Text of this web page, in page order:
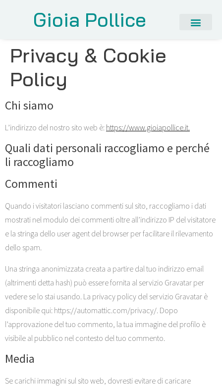
Gioia Pollice
Privacy & Cookie
Policy
Chi siamo
L’indirizzo del nostro sito web è: https://www.gioiapollice.it.
Quali dati personali raccogliamo e perché
li raccogliamo
Commenti
Quando i visitatori lasciano commenti sul sito, raccogliamo i dati
mostrati nel modulo dei commenti oltre all’indirizzo IP del visitatore
e la stringa dello user agent del browser per facilitare il rilevamento
dello spam.
Una stringa anonimizzata creata a partire dal tuo indirizzo email
(altrimenti detta hash) può essere fornita al servizio Gravatar per
vedere se lo stai usando. La privacy policy del servizio Gravatar è
disponibile qui: https://automattic.com/privacy/. Dopo
l’approvazione del tuo commento, la tua immagine del profilo è
visibile al pubblico nel contesto del tuo commento.
Media
Se carichi immagini sul sito web, dovresti evitare di caricare